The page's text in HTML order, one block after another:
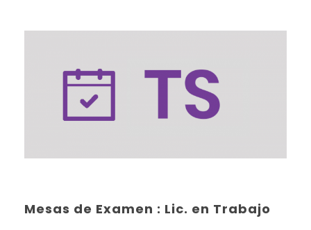
Mesas de Examen : Lic. en Trabajo